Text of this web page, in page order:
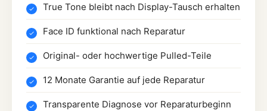
True Tone bleibt nach Display-Tausch erhalten
Face ID funktional nach Reparatur
Original- oder hochwertige Pulled-Teile
12 Monate Garantie auf jede Reparatur
Transparente Diagnose vor Reparaturbeginn